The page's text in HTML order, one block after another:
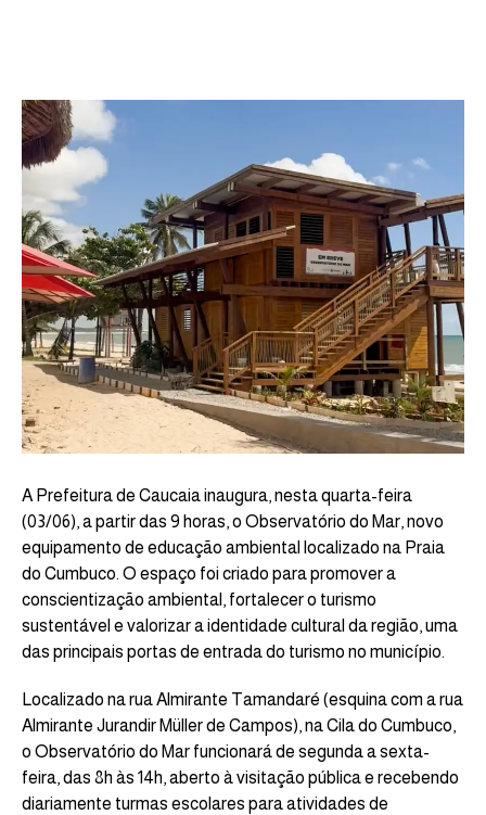
A Prefeitura de Caucaia inaugura, nesta quarta-feira
(03/06), a partir das 9 horas, o Observatório do Mar, novo
equipamento de educação ambiental localizado na Praia
do Cumbuco. O espaço foi criado para promover a
conscientização ambiental, fortalecer o turismo
sustentável e valorizar a identidade cultural da região, uma
das principais portas de entrada do turismo no município.
Localizado na rua Almirante Tamandaré (esquina com a rua
Almirante Jurandir Müller de Campos), na Cila do Cumbuco,
o Observatório do Mar funcionará de segunda a sexta-
feira, das 8h às 14h, aberto à visitação pública e recebendo
diariamente turmas escolares para atividades de